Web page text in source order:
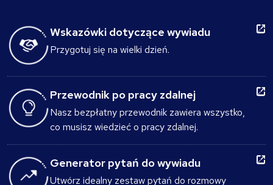
Wskazówki dotyczące wywiadu
Przygotuj się na wielki dzień.
Przewodnik po pracy zdalnej
Nasz bezpłatny przewodnik zawiera wszystko,
co musisz wiedzieć o pracy zdalnej.
Generator pytań do wywiadu
Utwórz idealny zestaw pytań do rozmowy